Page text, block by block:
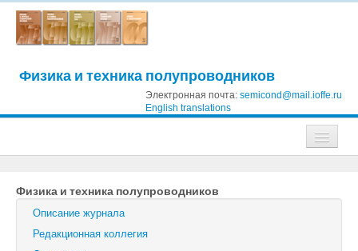
Физика и техника полупроводников
Электронная почта: semicond@mail.ioffe.ru
English translations
Журнал технической физики
Письма в Журнал технической физики
Физика и техника полупроводников
Описание журнала
Редакционная коллегия